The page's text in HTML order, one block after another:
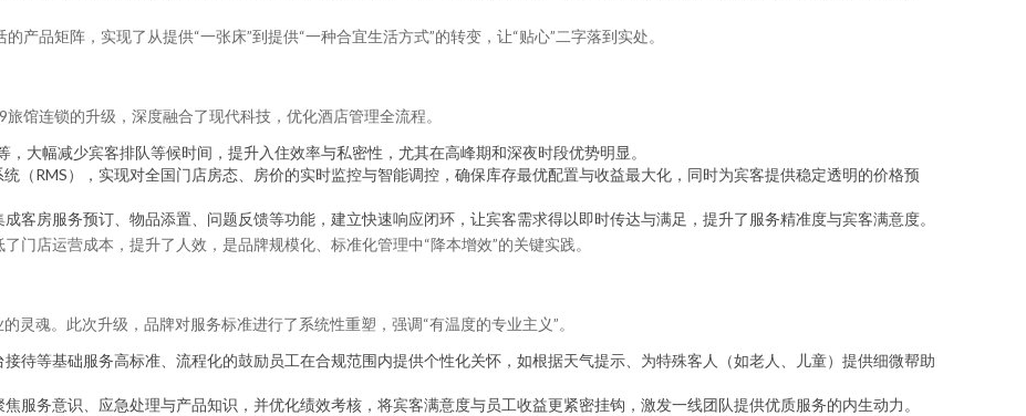
产品矩阵，实现了从提供“一张床”到提供“一种合宜生活方式”的转变，让“贴心”二字落到实处。
馆连锁的升级，深度融合了现代科技，优化酒店管理全流程。
，大幅减少宾客排队等候时间，提升入住效率与私密性，尤其在高峰期和深夜时段优势明显。
（RMS），实现对全国门店房态、房价的实时监控与智能调控，确保库存最优配置与收益最大化，同时为宾客提供稳定透明的价格预
客房服务预订、物品添置、问题反馈等功能，建立快速响应闭环，让宾客需求得以即时传达与满足，提升了服务精准度与宾客满意度。
门店运营成本，提升了人效，是品牌规模化、标准化管理中“降本增效”的关键实践。
灵魂。此次升级，品牌对服务标准进行了系统性重塑，强调“有温度的专业主义”。
接待等基础服务高标准、流程化的鼓励员工在合规范围内提供个性化关怀，如根据天气提示、为特殊客人（如老人、儿童）提供细微帮助
服务意识、应急处理与产品知识，并优化绩效考核，将宾客满意度与员工收益更紧密挂钩，激发一线团队提供优质服务的内生动力。